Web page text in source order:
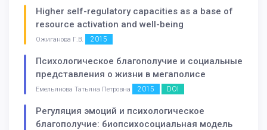
Higher self-regulatory capacities as a base of
resource activation and well-being
Ожиганова Г.В. 2015
Психологическое благополучие и социальные
представления о жизни в мегаполисе
Емельянова Татьяна Петровна 2015 DOI
Регуляция эмоций и психологическое
благополучие: биопсихосоциальная модель